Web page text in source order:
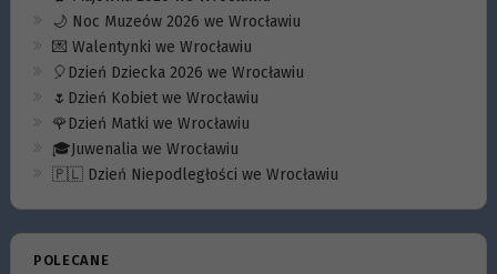
🌙 Noc Muzeów 2026 we Wrocławiu
💌 Walentynki we Wrocławiu
🎈Dzień Dziecka 2026 we Wrocławiu
🌷Dzień Kobiet we Wrocławiu
🌹Dzień Matki we Wrocławiu
🎓Juwenalia we Wrocławiu
🇵🇱 Dzień Niepodległości we Wrocławiu
POLECANE